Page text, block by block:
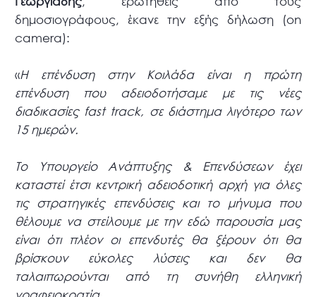
δημοσιογράφους, έκανε την εξής δήλωση (on
camera):
«Η επένδυση στην Κοιλάδα είναι η πρώτη
επένδυση που αδειοδοτήσαμε με τις νέες
διαδικασίες fast track, σε διάστημα λιγότερο των
15 ημερών.
Το Υπουργείο Ανάπτυξης & Επενδύσεων έχει
καταστεί έτσι κεντρική αδειοδοτική αρχή για όλες
τις στρατηγικές επενδύσεις και το μήνυμα που
θέλουμε να στείλουμε με την εδώ παρουσία μας
είναι ότι πλέον οι επενδυτές θα ξέρουν ότι θα
βρίσκουν εύκολες λύσεις και δεν θα
ταλαιπωρούνται από τη συνήθη ελληνική